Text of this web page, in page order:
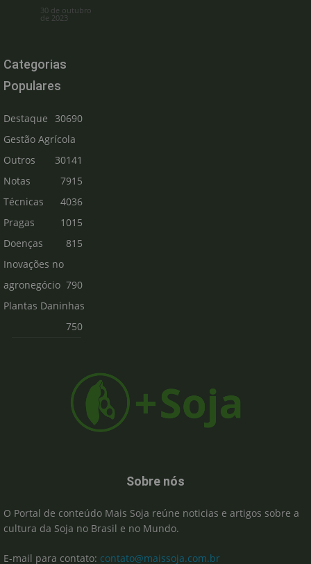
30 de outubro
de 2023
Categorias
Populares
Destaque
30690
Gestão Agrícola
30141
Outros
7915
Notas
Técnicas
4036
Pragas
1015
Doenças
815
Inovações no
agronegócio 790
Plantas Daninhas
750
Sobre nós
O Portal de conteúdo Mais Soja reúne noticias e artigos sobre a
cultura da Soja no Brasil e no Mundo.
E-mail para contato: contato@maissoja.com.br